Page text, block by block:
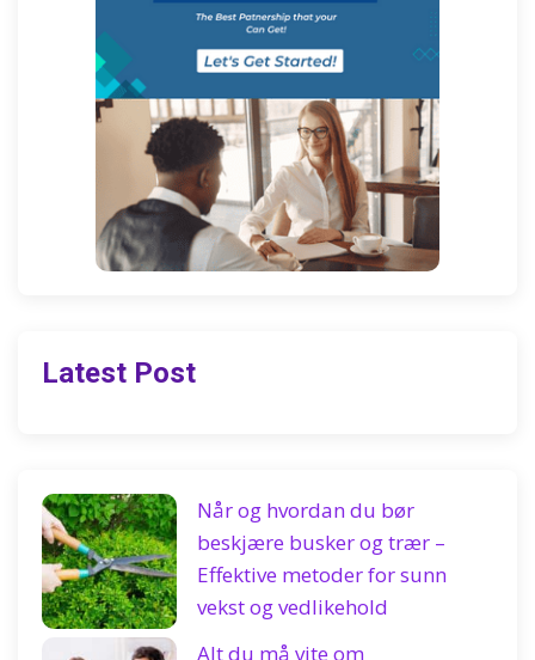
Latest Post
Når og hvordan du bør
beskjære busker og trær –
Effektive metoder for sunn
vekst og vedlikehold
Alt du må vite om